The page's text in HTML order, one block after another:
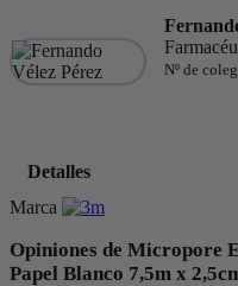
Nº de
Detalles
Marca
Opiniones de Micropore
Papel Blanco 7,5m x